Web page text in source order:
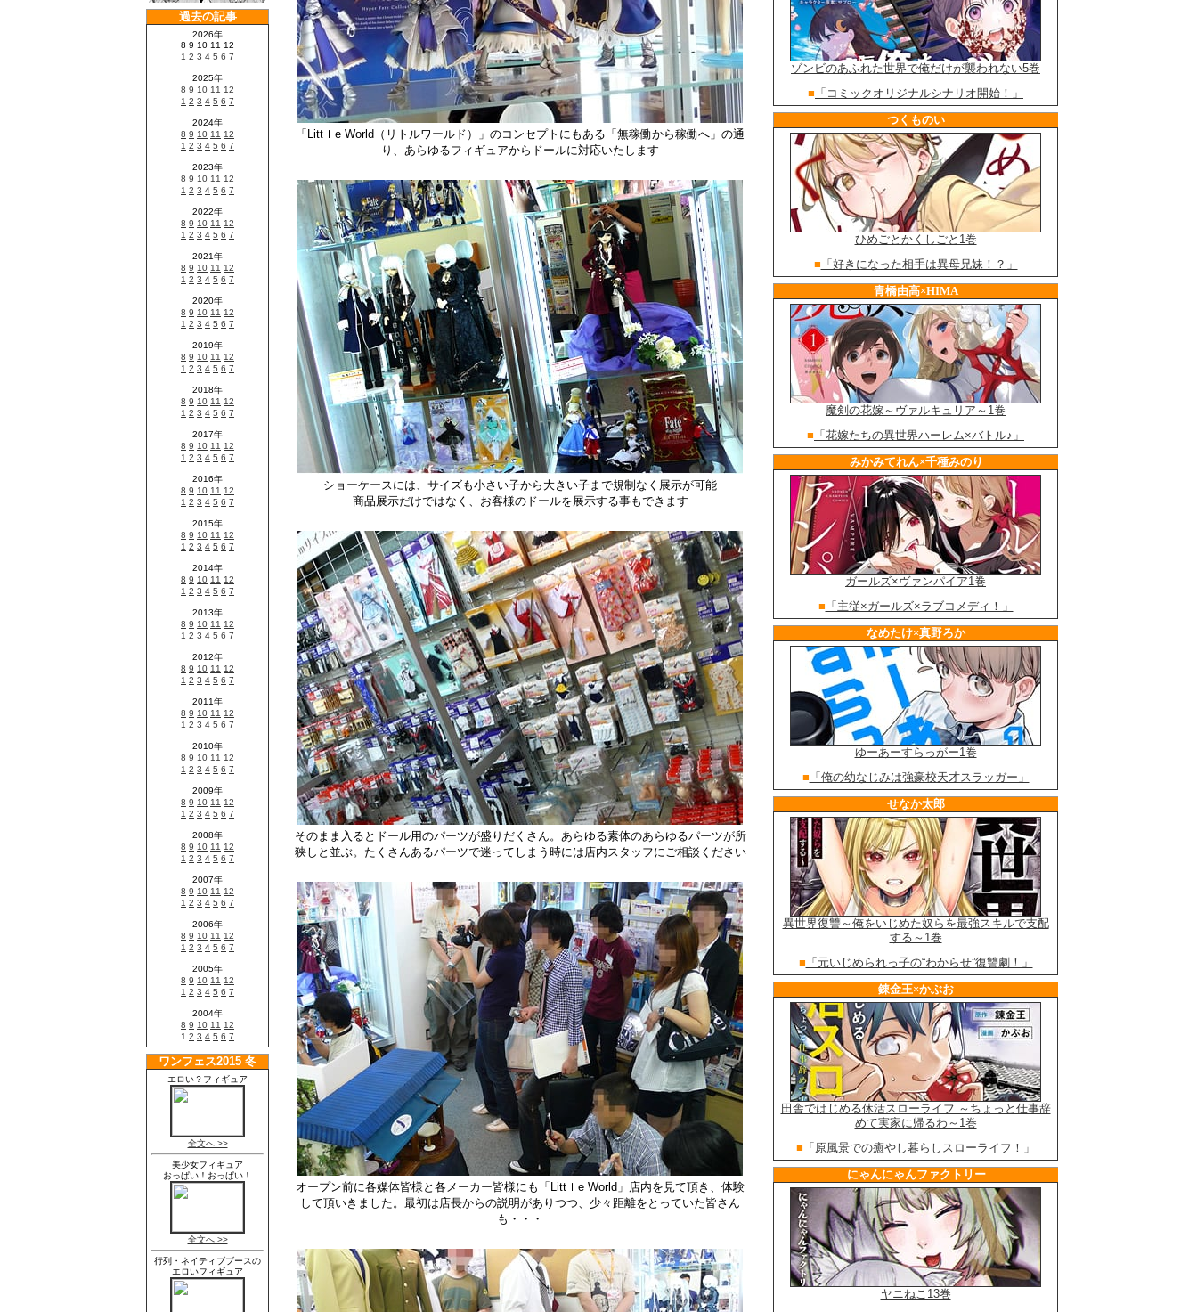
「Littｌe World（リトルワールド）」のコンセプトにもある「無稼働から稼働へ」の通
り、あらゆるフィギュアからドールに対応いたします
ショーケースには、サイズも小さい子から大きい子まで規制なく展示が可能
商品展示だけではなく、お客様のドールを展示する事もできます
そのまま入るとドール用のパーツが盛りだくさん。あらゆる素体のあらゆるパーツが所
狭しと並ぶ。たくさんあるパーツで迷ってしまう時には店内スタッフにご相談ください
オープン前に各媒体皆様と各メーカー皆様にも「Littｌe World」店内を見て頂き、体験
して頂いきました。最初は店長からの説明がありつつ、少々距離をとっていた皆さん
も・・・